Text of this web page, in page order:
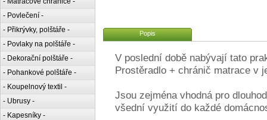
- Povlečení -
- Přikrývky, polštáře -
- Povlaky na polštáře -
- Dekorační polštáře -
- Pohankové polštáře -
- Koupelnový textil -
- Ubrusy -
- Kapesníky -
Popis
V poslední době nabývají tato
Prostěradlo + chránič matrace v
Jsou zejména vhodná pro
všední využití do každé